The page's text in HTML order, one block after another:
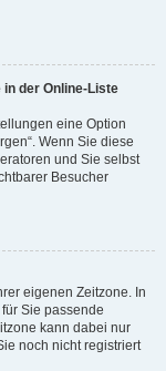
der Online-Liste
eine Option
Wenn Sie diese
und Sie selbst
Besucher
eigenen Zeitzone. In
Sie passende
kann dabei nur
noch nicht registriert